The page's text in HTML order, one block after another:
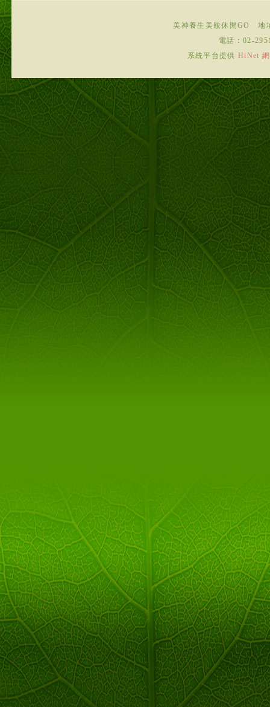
美神養生美妝休閒GO
地
電話： 02-
系統平台提供HiNet